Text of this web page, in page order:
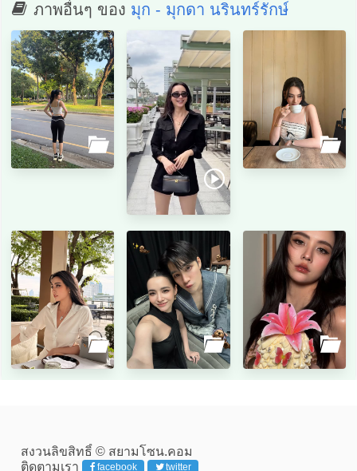
ภาพอื่นๆ ของ มุก - มุกดา นรินทร์รักษ์
สงวนลิขสิทธิ์ © สยามโซน.คอม
ติดตามเรา
facebook twitter